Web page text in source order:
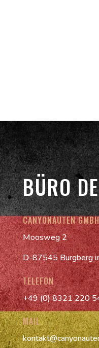
BÜRO
CANYONAUTEN GMBH
Moosweg 2
D-87545 Burgberg
TELEFON
+49 (0) 8321 220
MAIL